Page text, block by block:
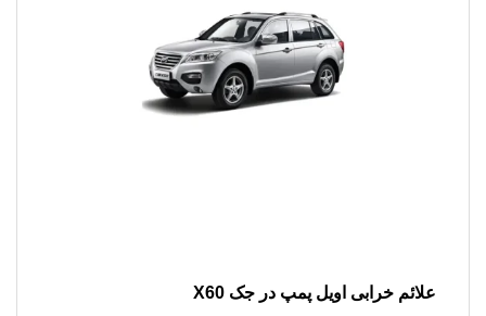
علائم خرابی اویل پمپ در جک X60